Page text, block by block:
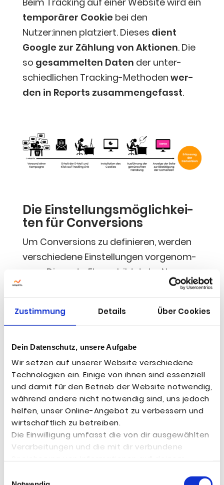
Zustimmung Details Über Cookies
Dein Datenschutz, unsere Aufgabe
Wir setzen auf unserer Website verschiedene
Technologien ein. Einige von ihnen sind essenziell
und damit für den Betrieb der Website notwendig,
während andere nicht notwendig sind, uns jedoch
helfen, unser Online-Angebot zu verbessern und
wirtschaftlich zu betreiben.
Die Einwilligung umfasst die von dir ausgewählten
Verarbeitungen und die mit dir verbundene
Speicherung von Informationen auf deinem
und die folgende Verarbeitung
tem­po­rä­rer Coo­kie bei den
Nutzer:innen plat­ziert. Die­ses dient
Goog­le zur Zäh­lung von Aktio­nen. Die
so gesam­mel­ten Daten der unter­
schied­li­chen Track­ing-Metho­den wer­
den in Reports zusam­men­ge­fasst.
Die Ein­stel­lungs­mög­lich­kei­
ten für Conversions
Um Con­ver­si­ons zu defi­nie­ren, wer­den
ver­schie­de­ne Ein­stel­lun­gen vor­ge­nom­
men. Die ers­te Ebe­ne bil­det der Name
zur Unter­schei­dung der Con­ver­si­ons.
Dazu kom­men die fol­gen­den wei­te­ren
Einstellungsmöglichkeiten:
 Die Kate­go­rielegt fest, um wel­
che Art von Con­ver­si­on es sich
han­delt. Dazu gehö­ren Ver­käu­fe,
Regis­trie­run­gen und Seitenaufrufe.
 Der Wert einer Con­ver­si­on
sich ent­we­der als fes­ter Wert defi­
nie­ren oder dyna­misch fest­le­gen.
wenn Con­ver­si­ons unter­schied­li­